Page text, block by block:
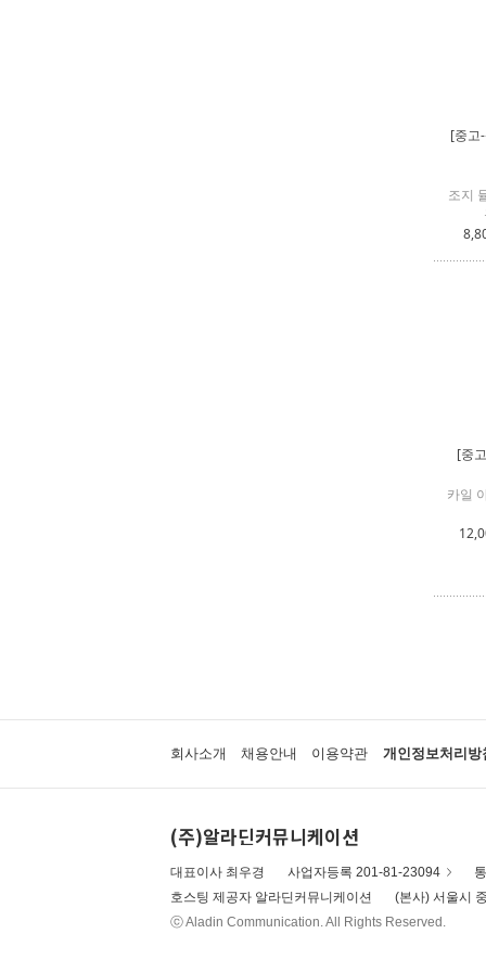
[중고
조지
[중
카일
회사소개 채용안내 이용약관 개인정보처리방
(주)알라딘커뮤니케이션
대표이사 최우경 사업자등록 201-81-23094
호스팅 제공자 알라딘커뮤니케이션
(본사) 서울시
ⓒ Aladin Communication. All Rights Reserved.